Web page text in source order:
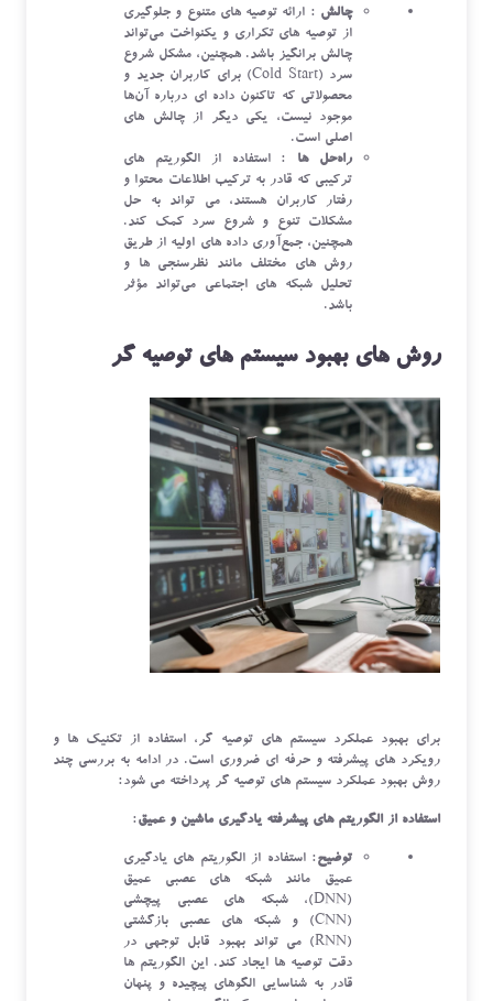
چالش : ارائه توصیه ‌های متنوع و جلوگیری
از توصیه‌ های تکراری و یکنواخت می‌تواند
چالش ‌برانگیز باشد. همچنین، مشکل شروع
سرد (Cold Start) برای کاربران جدید و
محصولاتی که تاکنون داده ‌ای درباره آن‌ها
موجود نیست، یکی دیگر از چالش ‌های
اصلی است.
راه‌حل‌ ها
: استفاده از الگوریتم ‌های
ترکیبی که قادر به ترکیب اطلاعات محتوا و
رفتار کاربران هستند، می ‌تواند به حل
مشکلات تنوع و شروع سرد کمک کند.
همچنین، جمع‌آوری داده ‌های اولیه از طریق
روش ‌های مختلف مانند نظرسنجی ‌ها و
تحلیل شبکه ‌های اجتماعی می‌تواند مؤثر
باشد.
روش ‌های بهبود سیستم‌ های توصیه ‌گر
برای بهبود عملکرد سیستم‌ های توصیه‌ گر، استفاده از تکنیک ‌ها و
رویکرد های پیشرفته و حرفه ‌ای ضروری است. در ادامه به بررسی چند
روش بهبود عملکرد سیستم ‌های توصیه ‌گر پرداخته می ‌شود:
استفاده از الگوریتم‌ های پیشرفته یادگیری ماشین و عمیق:
توضیح: استفاده از الگوریتم ‌های یادگیری
عمیق مانند شبکه ‌های عصبی عمیق
(DNN)، شبکه ‌های عصبی پیچشی
(CNN) و شبکه‌ های عصبی بازگشتی
(RNN) می ‌تواند بهبود قابل توجهی در
دقت توصیه‌ ها ایجاد کند. این الگوریتم‌ ها
قادر به شناسایی الگوهای پیچیده و پنهان